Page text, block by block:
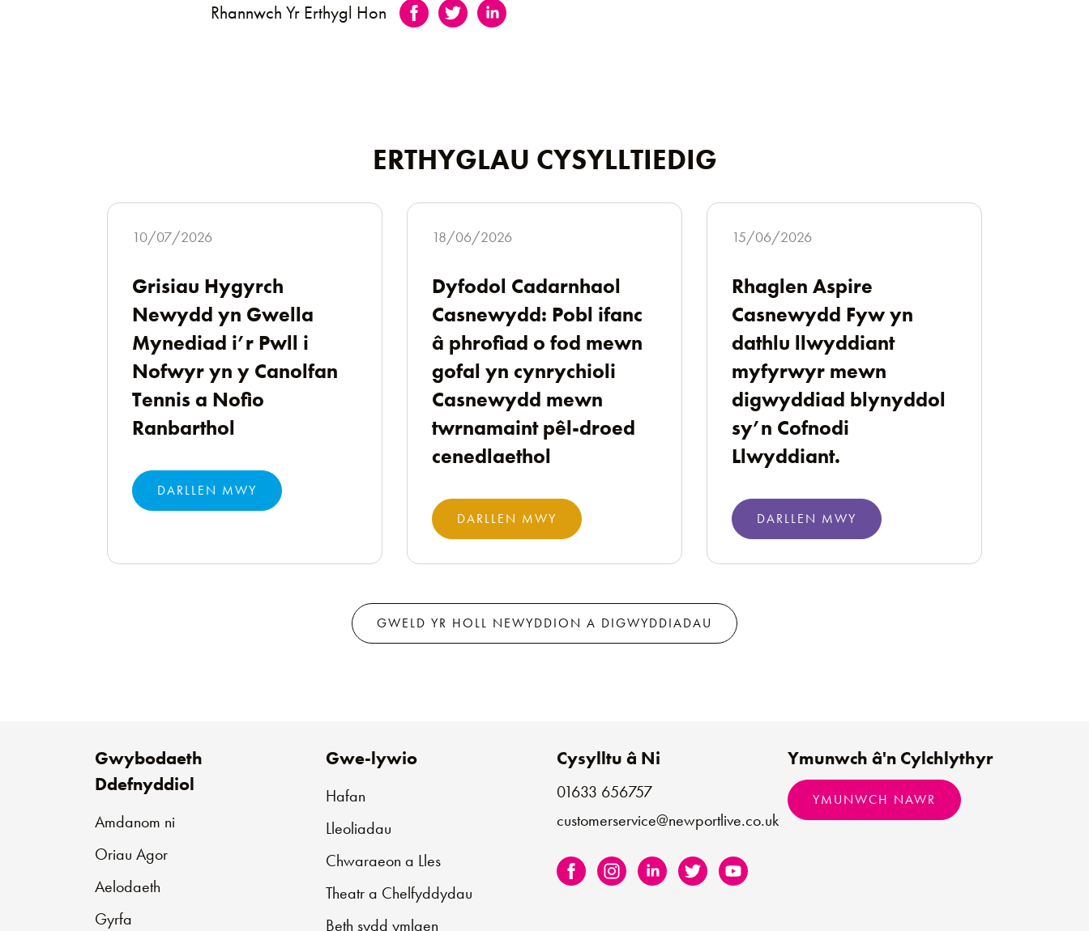
Rhannwch Yr Erthygl Hon
ERTHYGLAU CYSYLLTIEDIG
10/07/2026
Grisiau Hygyrch
Newydd yn Gwella
Mynediad i’r Pwll i
Nofwyr yn y Canolfan
Tennis a Nofio
Ranbarthol
DARLLEN MWY
18/06/2026
Dyfodol Cadarnhaol
Casnewydd: Pobl ifanc
â phrofiad o fod mewn
gofal yn cynrychioli
Casnewydd mewn
twrnamaint pêl-droed
cenedlaethol
DARLLEN MWY
15/06/2026
Rhaglen Aspire
Casnewydd Fyw yn
dathlu llwyddiant
myfyrwyr mewn
digwyddiad blynyddol
sy’n Cofnodi
Llwyddiant.
DARLLEN MWY
GWELD YR HOLL NEWYDDION A DIGWYDDIADAU
Gwybodaeth
Ddefnyddiol
Amdanom ni
Oriau Agor
Aelodaeth
Gyrfa
Gwe-lywio
Hafan
Lleoliadau
Chwaraeon a Lles
Theatr a Chelfyddydau
Beth sydd ymlaen
Cysylltu â Ni
01633 656757
customerservice@newportlive.co.uk
Ymunwch â'n Cylchlythyr
YMUNWCH NAWR